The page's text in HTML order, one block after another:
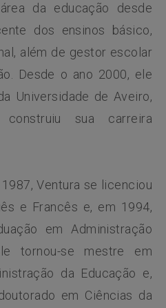
da educação desde
dos ensinos básico,
além de gestor escolar
Desde o ano 2000, ele
Universidade de Aveiro,
sua carreira
Ventura se licenciou
e Francês e, em 1994,
em Administração
tornou-se mestre em
da Educação e,
em Ciências da